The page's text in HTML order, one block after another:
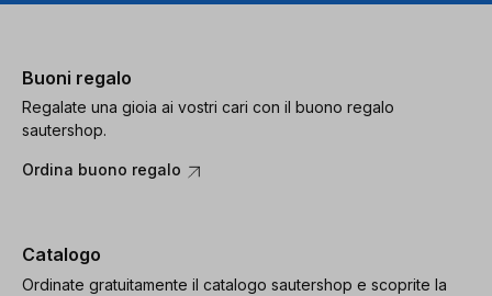
Buoni regalo
Regalate una gioia ai vostri cari con il buono regalo
sautershop.
Ordina buono regalo
Catalogo
Ordinate gratuitamente il catalogo sautershop e scoprite la